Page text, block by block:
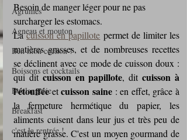
Agrumes
Agneau et mouton
Ben mon cochon !
Boissons et cocktails
Boulangerie
Breakfast
c'est la rentrée !
Besoin de manger léger pour ne pas
surcharger les estomacs.
La cuisson en papillote permet de limiter les
matières grasses, et de nombreuses recettes
se déclinent avec ce mode de cuisson doux :
qui dit cuisson en papillote, dit cuisson à
l'étouffée et cuisson saine : en effet, grâce à
la fermeture hermétique du papier, les
aliments cuisent dans leur jus et très peu de
matière grasse. C'est un moyen gourmand de